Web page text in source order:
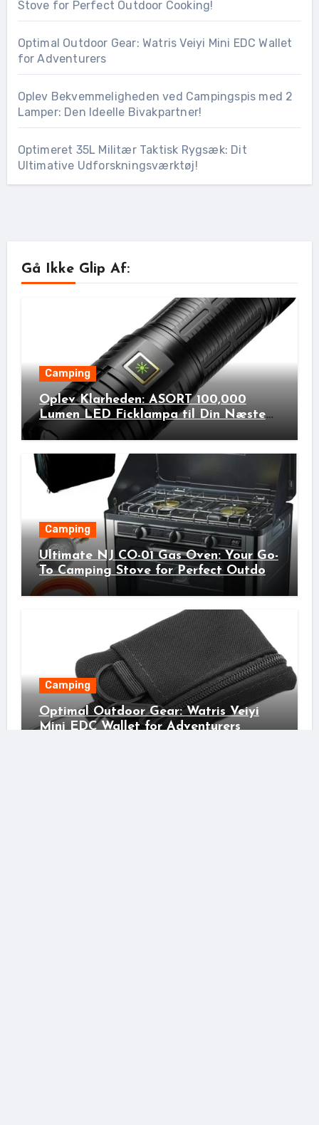
Stove for Perfect Outdoor Cooking!
Optimal Outdoor Gear: Watris Veiyi Mini EDC Wallet
for Adventurers
Oplev Bekvemmeligheden ved Campingspis med 2
Lamper: Den Ideelle Bivakpartner!
Optimeret 35L Militær Taktisk Rygsæk: Dit
Ultimative Udforskningsværktøj!
Gå Ikke Glip Af:
Camping
Oplev Klarheden: ASORT 100,000
Lumen LED Ficklampa til Din Næste
Udendørs Eventyr!
Camping
Ultimate NJ CO-01 Gas Oven: Your Go-
To Camping Stove for Perfect Outdoor
Cooking!
Camping
Optimal Outdoor Gear: Watris Veiyi
Mini EDC Wallet for Adventurers